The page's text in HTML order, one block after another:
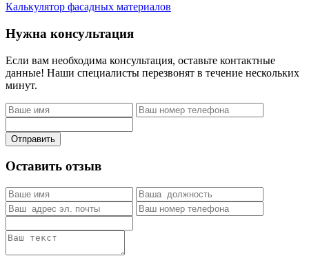
Калькулятор фасадных материалов
Нужна консультация
Если вам необходима консультация, оставьте контактные
данные! Наши специалисты перезвонят в течение нескольких
минут.
Отправить
Оставить отзыв